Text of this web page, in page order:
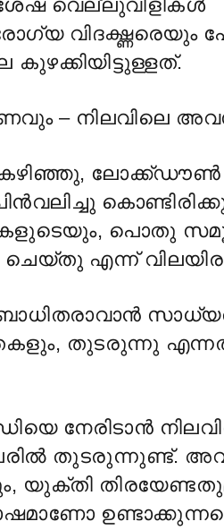
വെല്ലുവിളികൾ
വിദഗ്ദ്ധരെയും
– നിലവിലെ
കഴിഞ്ഞു,
പൊതു
എന്ന്
തുടരുന്നു
നേരിടാൻ
പേരിൽ തുടരുന്നുണ്ട്.
യുക്തി